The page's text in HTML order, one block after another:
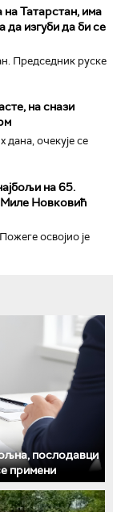
Татарстан, има
да изгуби да би се
Председник руске
на снази
дана, очекује се
на 65.
Новковић
освојио је
послодавци
примени